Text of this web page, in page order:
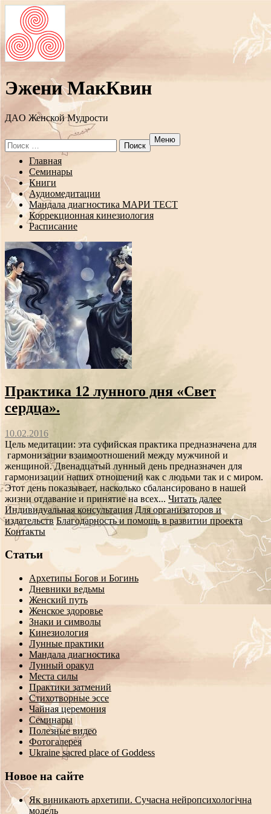
Эжени МакКвин
ДAO Женской Мудрости
Search
for:
Меню
Перейти
содержанию
Главная
Семинары
Книги
Аудиомедитации
Мандала диагностика МАРИ ТЕСТ
Коррекционная кинезиология
Расписание
Практика 12 лунного дня «Свет
сердца».
10.02.2016
Цель медитации: эта суфийская практика предназначена для
гармонизации взаимоотношений между мужчиной и
женщиной. Двенадцатый лунный день предназначен для
гармонизации наших отношений как с людьми так и с миром.
Этот день показывает, насколько сбалансировано в нашей
жизни отдавание и принятие на всех... Читать далее
Индивидуальная консультация Для организаторов и
издательств Благодарность и помощь в развитии проекта
Контакты
Статьи
Архетипы Богов и Богинь
Дневники ведьмы
Женский путь
Женское здоровье
Знаки и символы
Кинезиология
Лунные практики
Мандала диагностика
Лунный оракул
Места силы
Практики затмений
Стихотворные эссе
Чайная церемония
Семинары
Полезные видео
Фотогалерея
Ukraine sacred place of Goddess
Новое на сайте
Як виникають архетипи. Сучасна нейропсихологічна
модель